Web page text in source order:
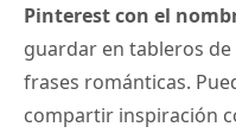
Pinterest con el
guardar en tableros de
frases románticas.
compartir inspiración